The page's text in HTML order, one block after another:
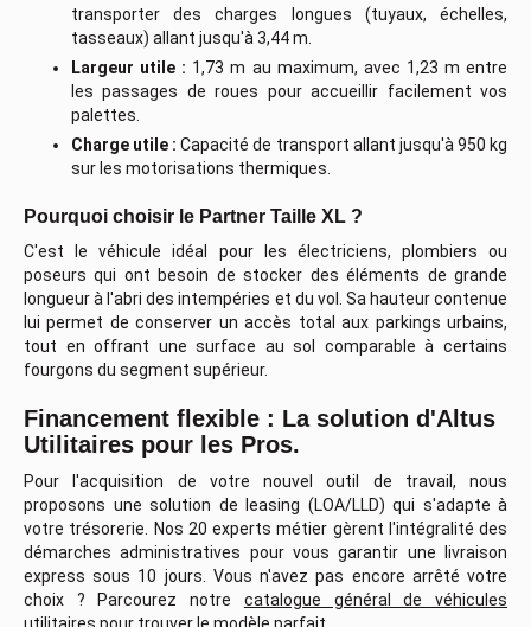
transporter des charges longues (tuyaux, échelles,
tasseaux) allant jusqu'à 3,44 m.
Largeur utile : 1,73 m au maximum, avec 1,23 m entre
les passages de roues pour accueillir facilement vos
palettes.
Charge utile : Capacité de transport allant jusqu'à 950 kg
sur les motorisations thermiques.
Pourquoi choisir le Partner Taille XL ?
C'est le véhicule idéal pour les électriciens, plombiers ou
poseurs qui ont besoin de stocker des éléments de grande
longueur à l'abri des intempéries et du vol. Sa hauteur contenue
lui permet de conserver un accès total aux parkings urbains,
tout en offrant une surface au sol comparable à certains
fourgons du segment supérieur.
Financement flexible : La solution d'Altus
Utilitaires pour les Pros.
Pour l'acquisition de votre nouvel outil de travail, nous
proposons une solution de leasing (LOA/LLD) qui s'adapte à
votre trésorerie. Nos 20 experts métier gèrent l'intégralité des
démarches administratives pour vous garantir une livraison
express sous 10 jours. Vous n'avez pas encore arrêté votre
choix ? Parcourez notre catalogue général de véhicules